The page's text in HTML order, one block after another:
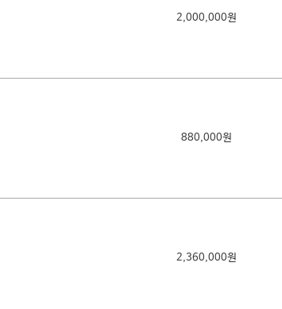
2,000,000원
880,000원
2,360,000원